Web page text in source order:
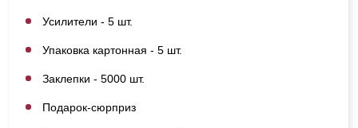
Усилители - 5 шт.
Упаковка картонная - 5 шт.
Заклепки - 5000 шт.
Подарок-сюрприз